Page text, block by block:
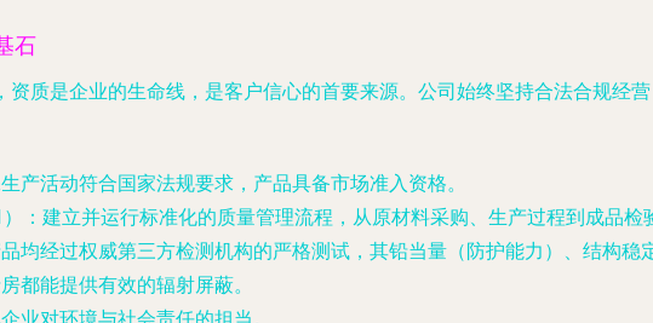
石
质是企业的生命线，是客户信心的首要来源。公司始终坚持合法合规经
生产活动符合国家法规要求，产品具备市场准入资格。
：建立并运行标准化的质量管理流程，从原材料采购、生产过程到成品
品均经过权威第三方检测机构的严格测试，其铅当量（防护能力）、结构
都能提供有效的辐射屏蔽。